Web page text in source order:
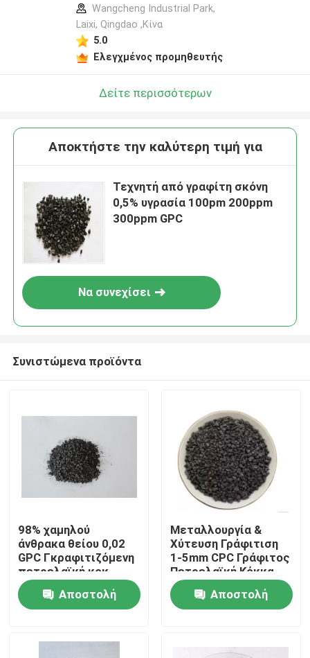
Σπίτι
Προϊόντα
Wangcheng Industrial Park,
Laixi, Qingdao ,Κίνα
5.0
Ελεγχμένος προμηθευτής
Δείτε περισσότερων
Αποκτήστε την καλύτερη τιμή για
Τεχνητή από γραφίτη σκόνη
0,5% υγρασία 100pm 200ppm
300ppm GPC
Να συνεχίσει
Συνιστώμενα προϊόντα
98% χαμηλού
άνθρακα θείου 0,02
GPC Γκραφιτιζόμενη
πετρελαϊκή κοκ
Αποστολή
Μεταλλουργία &
Χύτευση Γράφιτιση
1-5mm CPC Γράφιτος
Πετρελαϊκή Κόκκα
Αποστολή